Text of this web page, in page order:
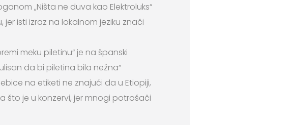
„Ništa ne duva kao Elektroluks“
isti izraz na lokalnom jeziku znači
meku piletinu“ je na španski
da bi piletina bila nežna“
na etiketi ne znajući da u Etiopiji,
što je u konzervi, jer mnogi potrošači